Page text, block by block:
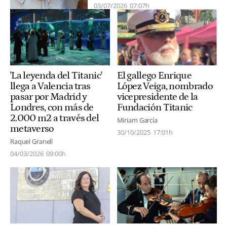
03/07/2026 07:07h
'La leyenda del Titanic'
llega a Valencia tras
pasar por Madrid y
Londres, con más de
2.000 m2 a través del
metaverso
Raquel Granell
04/03/2026 09:00h
El gallego Enrique
López Veiga, nombrado
vicepresidente de la
Fundación Titanic
Miriam García
30/10/2025 17:01h